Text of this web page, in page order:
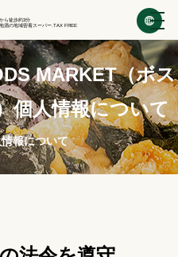
ら徒歩約3分
酒の地域密着スーパー.TAX FREE
MARKET（ボス
個人情報について
報について